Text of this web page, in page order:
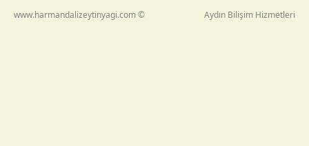
www.harmandalizeytinyagi.com © Aydın Bilişim Hizmetleri